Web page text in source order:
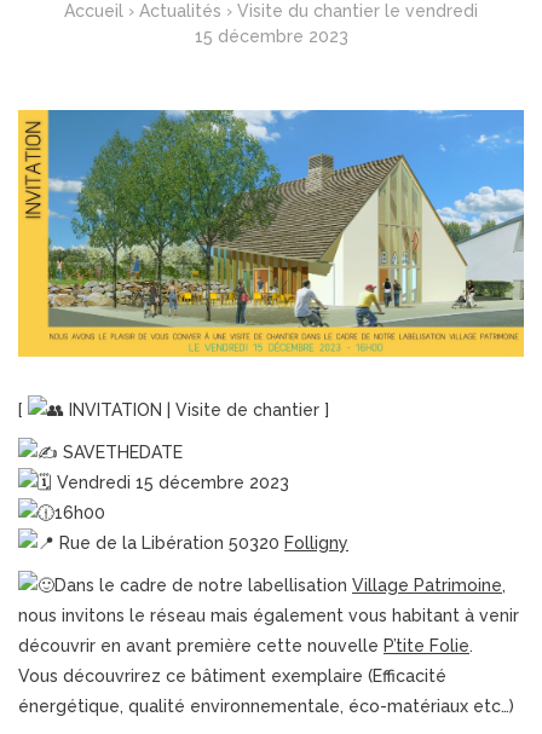
Accueil › Actualités › Visite du chantier le vendredi
15 décembre 2023
[ INVITATION | Visite de chantier ]
SAVETHEDATE
Vendredi 15 décembre 2023
16h00
Rue de la Libération 50320 Folligny
Dans le cadre de notre labellisation Village Patrimoine,
nous invitons le réseau mais également vous habitant à venir
découvrir en avant première cette nouvelle P’tite Folie.
Vous découvrirez ce bâtiment exemplaire (Efficacité
énergétique, qualité environnementale, éco-matériaux etc…)